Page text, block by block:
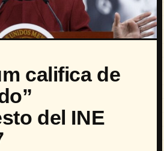
califica de
del INE